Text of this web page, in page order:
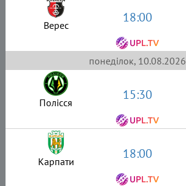
Верес 18:00
понеділок, 10.08.2026
Полісся 15:30
Карпати 18:00